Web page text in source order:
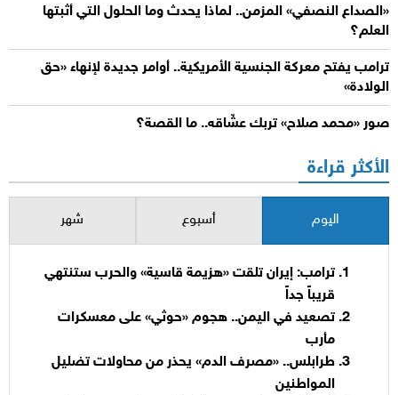
«الصداع النصفي» المزمن.. لماذا يحدث وما الحلول التي أثبتها
العلم؟
ترامب يفتح معركة الجنسية الأمريكية.. أوامر جديدة لإنهاء «حق
الولادة»
صور «محمد صلاح» تربك عشّاقه.. ما القصة؟
الأكثر قراءة
اليوم أسبوع شهر
ترامب: إيران تلقت «هزيمة قاسية» والحرب ستنتهي
قريباً جداً
تصعيد في اليمن.. هجوم «حوثي» على معسكرات
مأرب
طرابلس.. «مصرف الدم» يحذر من محاولات تضليل
المواطنين